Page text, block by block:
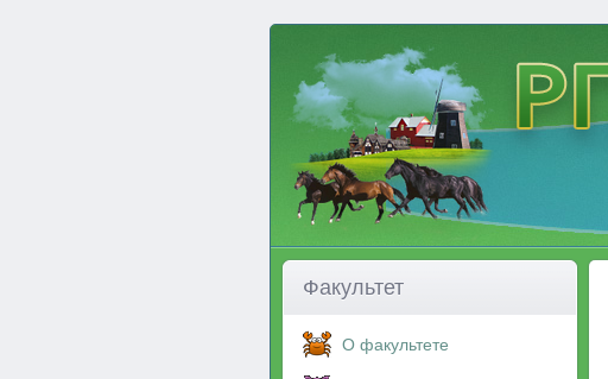
Факультет
О факультете